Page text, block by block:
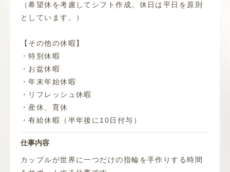
（希望休を考慮してシフト作成。休日は平日を原則
としています。）
【その他の休暇】
・特別休暇
・お盆休暇
・年末年始休暇
・リフレッシュ休暇
・産休、育休
・有給休暇（半年後に10日付与）
仕事内容
カップルが世界に一つだけの指輪を手作りする時間